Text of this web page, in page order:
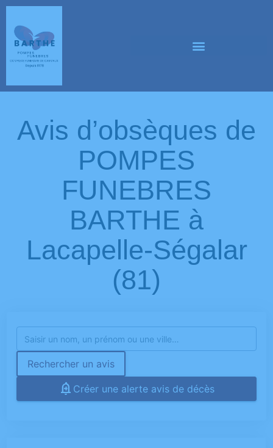
Avis d’obsèques de
POMPES
FUNEBRES
BARTHE à
Lacapelle-Ségalar
(81)
Rechercher un avis
Créer une alerte avis de décès